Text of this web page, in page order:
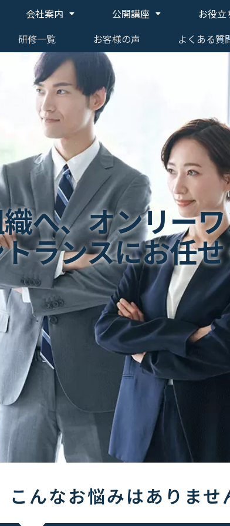
会社案内 公開講座
お役立
研修一覧 お客様の声 よくある質
へ、オンリー
ランスにお任
こんなお悩みはありませ